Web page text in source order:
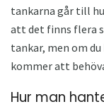
tankarna går till
att det finns flera
tankar, men om
kommer att
Hur man